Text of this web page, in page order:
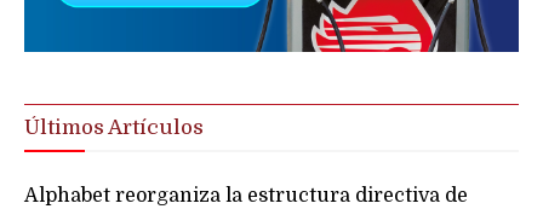
Últimos Artículos
Alphabet reorganiza la estructura directiva de